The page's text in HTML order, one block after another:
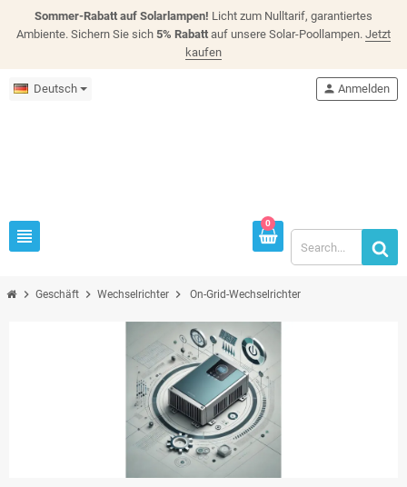
Sommer-Rabatt auf Solarlampen! Licht zum Nulltarif, garantiertes
Ambiente. Sichern Sie sich 5% Rabatt auf unsere Solar-Poollampen. Jetzt
kaufen
Deutsch
view_headline
person Anmelden
0
chevron_right Geschäft chevron_right Wechselrichter chevron_right On-Grid-Wechselrichter